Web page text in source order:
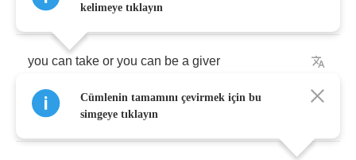
sinkin' swim,depends
you can take or you can be a giver
if you love
kelimeye tıklayın
Cümlenin tamamını çevirmek için bu
simgeye tıklayın